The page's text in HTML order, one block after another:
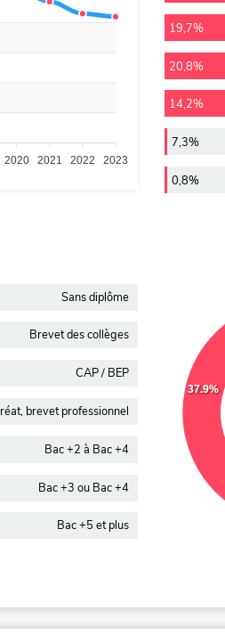
2020 2021 2022 2023
19,7%
20,8%
14,2%
7,3%
0,8%
Sans diplôme
Brevet des collèges
CAP / BEP
brevet professionnel
Bac +2 à Bac +4
Bac +3 ou Bac +4
Bac +5 et plus
37.9%